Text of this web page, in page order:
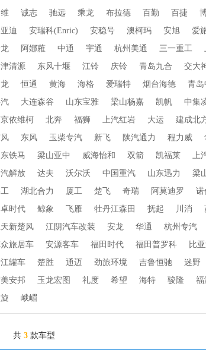
诚志 驰远 乘龙 布拉德 百勤 百捷
迪
安瑞科(Enric) 安稳号 澳柯玛 安旭 爱
阿娜蕥 中通 宇通 杭州美通 三一重工
清源
东风十堰 江铃 庆铃 青岛九合 交大
恒通 黄海 海格 爱瑞特 烟台海德 青岛
大连森谷 山东宝雅 梁山杨嘉 凯帆 中集
依维柯
北奔 福狮 上汽红岩 大运 建成北
东风 玉柴专汽 新飞 陕汽通力 程力威
铁马
梁山亚中 威海怡和 双箭 凯福莱 上
解放
达夫 沃尔沃 中国重汽 山东迅力 梁
湖北合力 厦工 楚飞 奇瑞 阿莫迪罗 诺
时代
鲸象 飞雁 牡丹江森田 抚起 川消
新楚风
江阴汽车改装 安龙 华通 杭州专汽
旅居车
安源客车 福田时代 福田普罗科 比
罐车
楚胜 通迈 劲旅环境 吉鲁恒驰 迷野
安邦
玉龙宏图 礼度 希望 海特 骏隆 福
峨嵋
共 3 款车型